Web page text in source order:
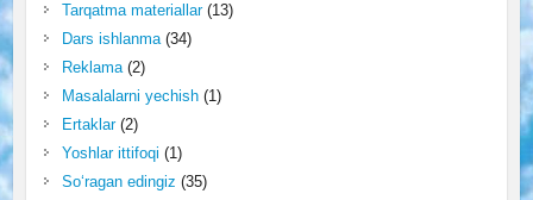
Tarqatma materiallar(13)
Dars ishlanma(34)
Reklama(2)
Masalalarni yechish(1)
Ertaklar(2)
Yoshlar ittifoqi (1)
So‘ragan edingiz (35)